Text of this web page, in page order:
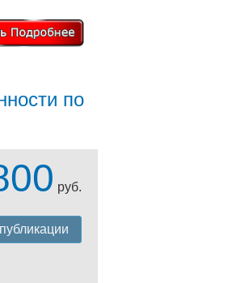
по
руб.